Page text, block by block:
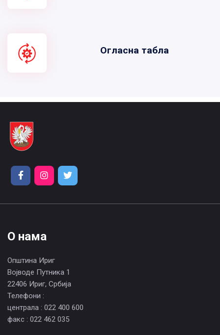
Огласна табла
О нама
Општина Ириг
Војводе Путника 1
22406 Ириг, Србија
Телефони :
централа : 022 400 600
факс : 022 462 035